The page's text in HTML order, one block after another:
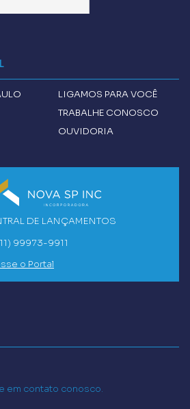
LIGAMOS PARA VOCÊ
TRABALHE CONOSCO
OUVIDORIA
DE LANÇAMENTOS
99973-9911
o Portal
em contato conosco.